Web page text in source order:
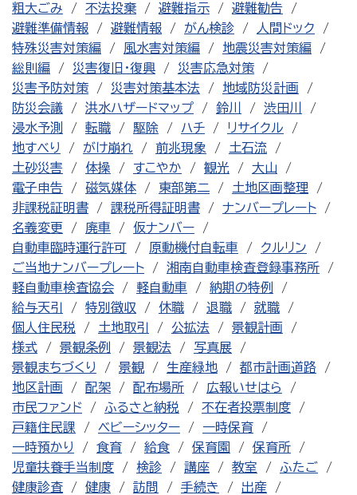
粗大ごみ
不法投棄 避難指示
避難勧告
避難準備情報
避難情報 がん検診
人間ドック
特殊災害対策編
風水害対策編
地震災害対策編
総則編
災害復旧・復興
災害応急対策
災害予防対策
災害対策基本法
地域防災計画
防災会議
洪水ハザードマップ 鈴川
渋田川
浸水予測
転職 駆除 ハチ
リサイクル
地すべり
がけ崩れ 前兆現象
土石流
土砂災害
体操 すこやか 観光
大山
電子申告
磁気媒体 東部第二
土地区画整理
非課税証明書
課税所得証明書
ナンバープレート
名義変更
廃車
仮ナンバー
自動車臨時運行許可
原動機付自転車
クルリン
ご当地ナンバープレート
湘南自動車検査登録事務所
軽自動車検査協会
軽自動車
納期の特例
給与天引
特別徴収 休職 退職
就職
個人住民税
土地取引 公拡法
景観計画
様式
景観条例 景観法
写真展
景観まちづくり
景観 生産緑地
都市計画道路
地区計画
配架 配布場所
広報いせはら
市民ファンド
ふるさと納税
不在者投票制度
戸籍住民課
ベビーシッター
一時保育
一時預かり
食育 給食 保育園
保育所
児童扶養手当制度
検診 講座 教室
ふたご
健康診査
健康 訪問 手続き
出産